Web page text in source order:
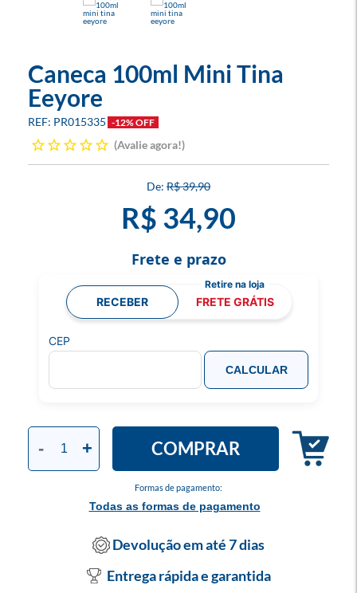
Caneca 100ml Mini Tina
Eeyore
PR015335 -12% OFF
Avalie agora!
R$ 39,90
R$ 34,90
Formas de pagamento:
Todas as formas de pagamento
- + COMPRAR
Frete e prazo
RECEBER FRETE GRÁTIS
CEP
CALCULAR
Devolução em até 7 dias
Entrega rápida e garantida